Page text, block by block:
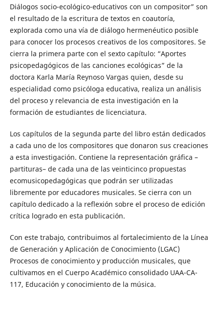
Diálogos socio-ecológico-educativos con un compositor” son
el resultado de la escritura de textos en coautoría,
explorada como una vía de diálogo hermenéutico posible
para conocer los procesos creativos de los compositores. Se
cierra la primera parte con el sexto capítulo: “Aportes
psicopedagógicos de las canciones ecológicas” de la
doctora Karla María Reynoso Vargas quien, desde su
especialidad como psicóloga educativa, realiza un análisis
del proceso y relevancia de esta investigación en la
formación de estudiantes de licenciatura.
Los capítulos de la segunda parte del libro están dedicados
a cada uno de los compositores que donaron sus creaciones
a esta investigación. Contiene la representación gráfica –
partituras– de cada una de las veinticinco propuestas
ecomusicopedagógicas que podrán ser utilizadas
libremente por educadores musicales. Se cierra con un
capítulo dedicado a la reflexión sobre el proceso de edición
crítica logrado en esta publicación.
Con este trabajo, contribuimos al fortalecimiento de la Línea
de Generación y Aplicación de Conocimiento (LGAC)
Procesos de conocimiento y producción musicales, que
cultivamos en el Cuerpo Académico consolidado UAA-CA-
117, Educación y conocimiento de la música.